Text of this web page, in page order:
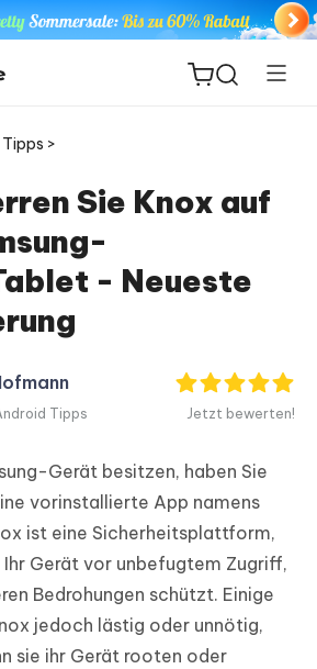
>
Sie Knox auf
- Neueste
Tipps Jetzt bewerten!
Gerät besitzen, haben Sie
vorinstallierte App namens
ist eine Sicherheitsplattform,
Ihr Gerät vor unbefugtem Zugriff,
Bedrohungen schützt. Einige
jedoch lästig oder unnötig,
sie ihr Gerät rooten oder